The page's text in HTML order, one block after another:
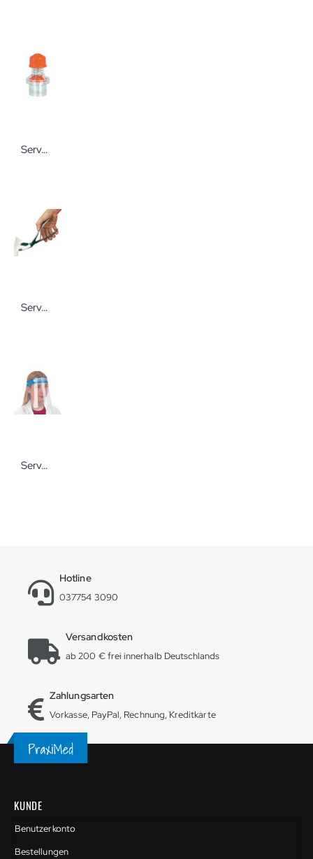
Servoprax Peep-Ventil Einweg Druckventil oder Adapter
Servoprax Verbandschere nach Seutin 23 cm Wiederverwendbare chirurgische Instrumente
Servoprax Gesichtsschutz PET mit Gummiband 5 Stück Mit Kopfpolster
Hotline
037754 3090
Versandkosten
ab 200 € frei innerhalb Deutschlands
Zahlungsarten
Vorkasse, PayPal, Rechnung, Kreditkarte
KUNDE
Benutzerkonto
Bestellungen